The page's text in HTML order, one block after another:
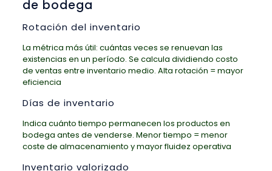
de bodega
Rotación del inventario
La métrica más útil: cuántas veces se renuevan las
existencias en un período. Se calcula dividiendo costo
de ventas entre inventario medio. Alta rotación = mayor
eficiencia
Días de inventario
Indica cuánto tiempo permanecen los productos en
bodega antes de venderse. Menor tiempo = menor
coste de almacenamiento y mayor fluidez operativa
Inventario valorizado